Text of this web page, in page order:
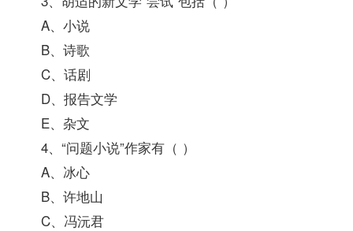
A、小说
B、诗歌
C、话剧
D、报告文学
E、杂文
4、“问题小说”作家有（ ）
A、冰心
B、许地山
C、冯沅君